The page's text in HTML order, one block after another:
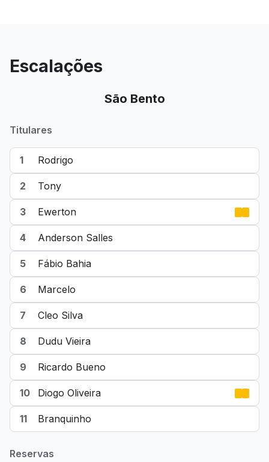
Escalações
São Bento
Titulares
1 Rodrigo
2 Tony
3 Ewerton
4 Anderson Salles
5 Fábio Bahia
6 Marcelo
7 Cleo Silva
8 Dudu Vieira
9 Ricardo Bueno
10 Diogo Oliveira
11 Branquinho
Reservas